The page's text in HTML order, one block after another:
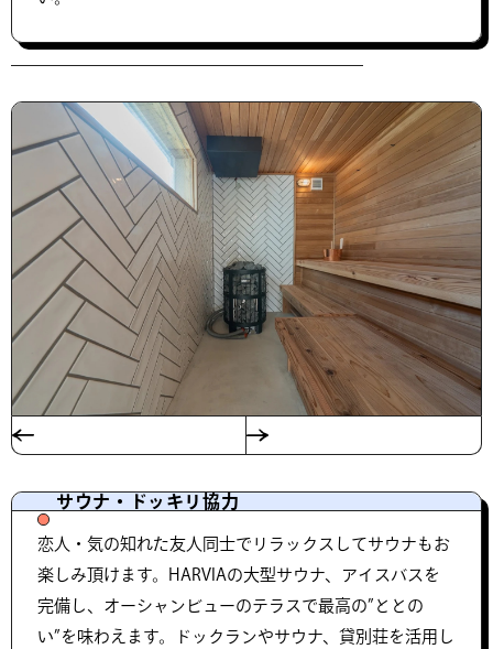
サウナ・ドッキリ協力
恋人・気の知れた友人同士でリラックスしてサウナもお
楽しみ頂けます。HARVIAの大型サウナ、アイスバスを
完備し、オーシャンビューのテラスで最高の”ととの
い”を味わえます。ドックランやサウナ、貸別荘を活用し